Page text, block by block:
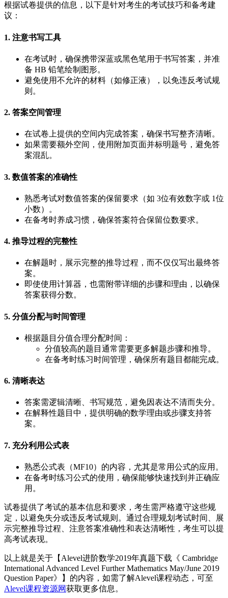
根据试卷提供的信息，以下是针对考生的考试技巧和备考建
议：
1. 注意书写工具
在考试时，确保携带深蓝或黑色笔用于书写答案，并准
备 HB 铅笔绘制图形。
避免使用不允许的材料（如修正液），以免违反考试规
则。
2. 答案空间管理
在试卷上提供的空间内完成答案，确保书写整齐清晰。
如果需要额外空间，使用附加页面并标明题号，避免答
案混乱。
3. 数值答案的准确性
熟悉考试对数值答案的保留要求（如 3位有效数字或 1位
小数）。
在备考时养成习惯，确保答案符合保留位数要求。
4. 推导过程的完整性
在解题时，展示完整的推导过程，而不仅仅写出最终答
案。
即使使用计算器，也需附带详细的步骤和理由，以确保
答案获得分数。
5. 分值分配与时间管理
根据题目分值合理分配时间：
分值较高的题目通常需要更多解题步骤和推导。
在备考时练习时间管理，确保所有题目都能完成。
6. 清晰表达
答案需逻辑清晰、书写规范，避免因表达不清而失分。
在解释性题目中，提供明确的数学理由或步骤支持答
案。
7. 充分利用公式表
熟悉公式表（MF10）的内容，尤其是常用公式的应用。
在备考时练习公式的使用，确保能够快速找到并正确应
用。
试卷提供了考试的基本信息和要求，考生需严格遵守这些规
定，以避免失分或违反考试规则。通过合理规划考试时间、展
示完整推导过程、注意答案准确性和表达清晰性，考生可以提
高考试表现。
以上就是关于【Alevel进阶数学2019年真题下载《 Cambridge
International Advanced Level Further Mathematics May/June 2019
Question Paper》】的内容，如需了解Alevel课程动态，可至
Alevel课程资源网获取更多信息。